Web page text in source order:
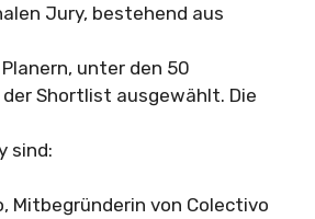
Jury, bestehend aus
unter den 50
Shortlist ausgewählt. Die
sind:
Mitbegründerin von Colectivo